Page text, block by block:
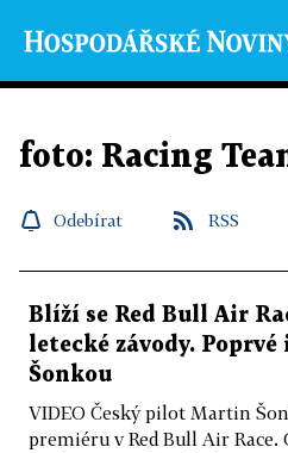
foto: Racing
Odebírat RSS
Blíží se Red Bull Air
letecké závody.
Šonkou
VIDEO Český pilot Martin
premiéru v Red Bull Air